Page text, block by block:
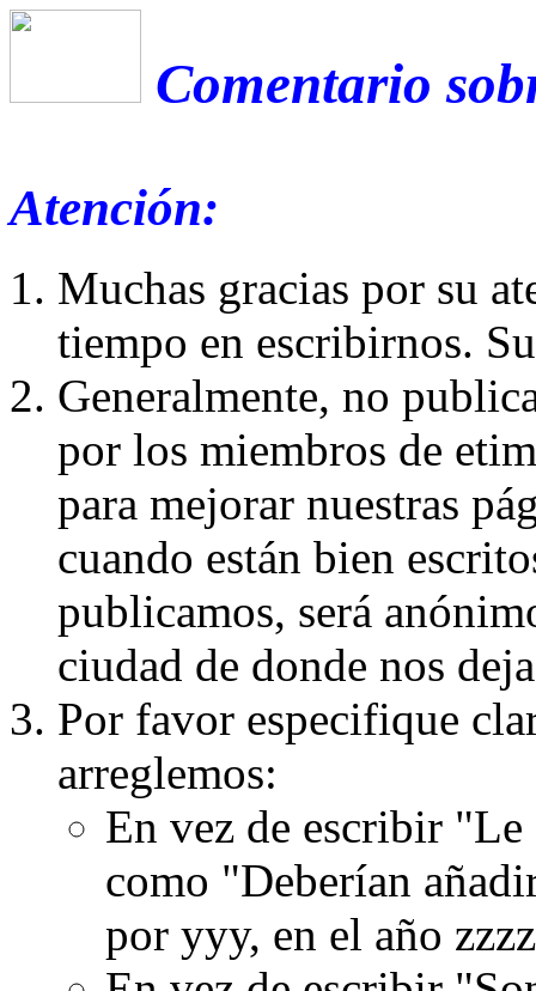
Comentario
Atención:
Muchas gracias por su
tiempo en escribirnos.
Generalmente, no
por los miembros de
para mejorar nuestras
cuando están bien
publicamos, será
ciudad de donde nos
Por favor especifique
arreglemos:
En vez de escribir
como "Deberían
por yyy, en el año